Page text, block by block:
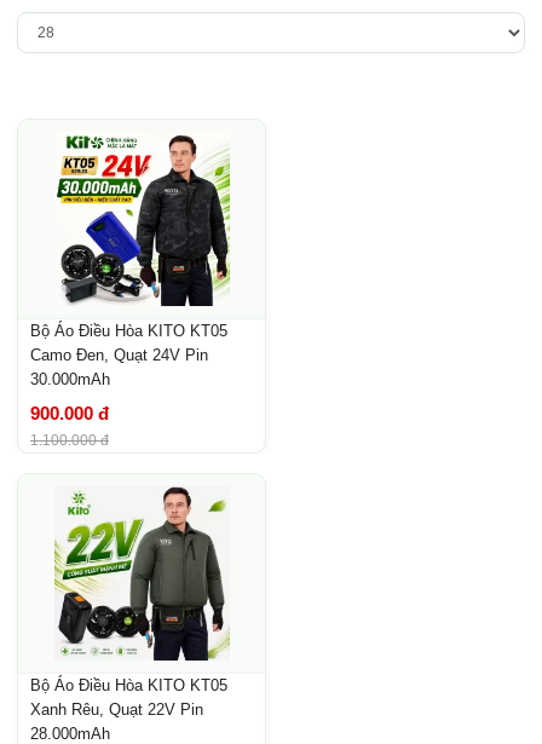
Bộ Áo Điều Hòa KITO KT05
Camo Đen, Quạt 24V Pin
30.000mAh
900.000 đ
1.100.000 đ
Bộ Áo Điều Hòa KITO KT05
Xanh Rêu, Quạt 22V Pin
28.000mAh